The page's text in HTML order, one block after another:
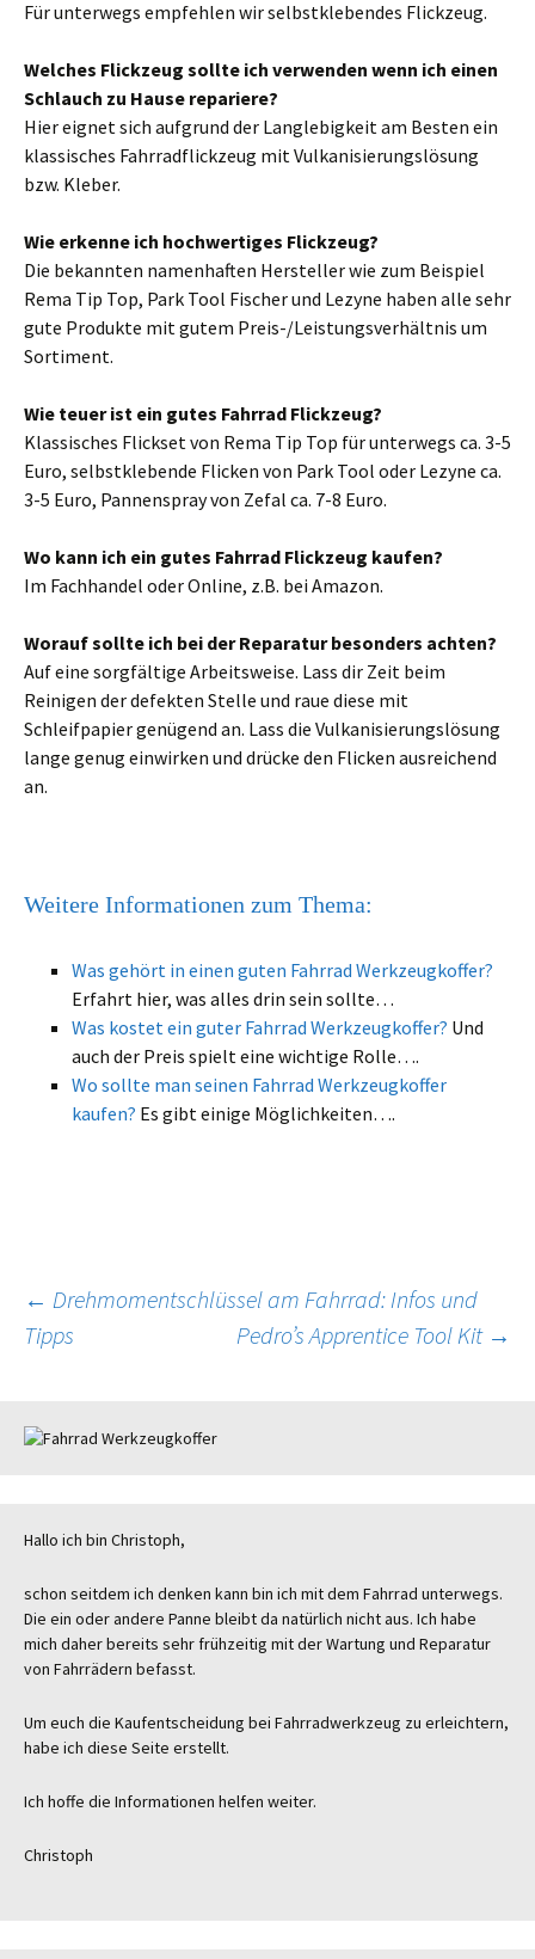
Für unterwegs empfehlen wir selbstklebendes Flickzeug.
Welches Flickzeug sollte ich verwenden wenn ich einen
Schlauch zu Hause repariere?
Hier eignet sich aufgrund der Langlebigkeit am Besten ein
klassisches Fahrradflickzeug mit Vulkanisierungslösung
bzw. Kleber.
Wie erkenne ich hochwertiges Flickzeug?
Die bekannten namenhaften Hersteller wie zum Beispiel
Rema Tip Top, Park Tool Fischer und Lezyne haben alle sehr
gute Produkte mit gutem Preis-/Leistungsverhältnis um
Sortiment.
Wie teuer ist ein gutes Fahrrad Flickzeug?
Klassisches Flickset von Rema Tip Top für unterwegs ca. 3-5
Euro, selbstklebende Flicken von Park Tool oder Lezyne ca.
3-5 Euro, Pannenspray von Zefal ca. 7-8 Euro.
Wo kann ich ein gutes Fahrrad Flickzeug kaufen?
Im Fachhandel oder Online, z.B. bei Amazon.
Worauf sollte ich bei der Reparatur besonders achten?
Auf eine sorgfältige Arbeitsweise. Lass dir Zeit beim
Reinigen der defekten Stelle und raue diese mit
Schleifpapier genügend an. Lass die Vulkanisierungslösung
lange genug einwirken und drücke den Flicken ausreichend
an.
Weitere Informationen zum Thema:
Was gehört in einen guten Fahrrad Werkzeugkoffer?
Erfahrt hier, was alles drin sein sollte…
Was kostet ein guter Fahrrad Werkzeugkoffer? Und
auch der Preis spielt eine wichtige Rolle….
Wo sollte man seinen Fahrrad Werkzeugkoffer
kaufen? Es gibt einige Möglichkeiten….
Beitrags-
Navigation
← Drehmomentschlüssel am Fahrrad: Infos und
Tipps
Pedro’s Apprentice Tool Kit →
Hallo ich bin Christoph,
schon seitdem ich denken kann bin ich mit dem Fahrrad unterwegs.
Die ein oder andere Panne bleibt da natürlich nicht aus. Ich habe
mich daher bereits sehr frühzeitig mit der Wartung und Reparatur
von Fahrrädern befasst.
Um euch die Kaufentscheidung bei Fahrradwerkzeug zu erleichtern,
habe ich diese Seite erstellt.
Ich hoffe die Informationen helfen weiter.
Christoph